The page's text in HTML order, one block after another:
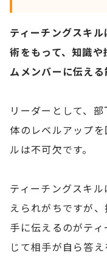
ティーチングスキ
術をもって、知識
ムメンバーに伝える
リーダーとして、
体のレベルアップ
ルは不可欠です。
ティーチングスキ
えられがちですが
手に伝えるのがテ
じて相手が自ら答